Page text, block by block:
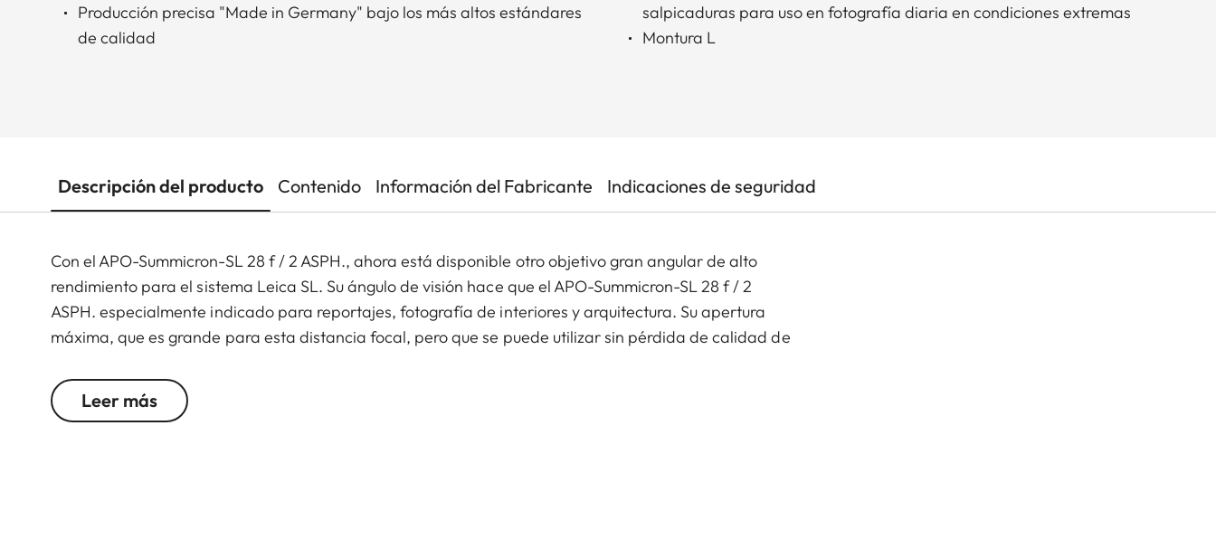
Producción precisa "Made in Germany" bajo los más altos estándares
de calidad
salpicaduras para uso en fotografía diaria en condiciones extremas
Montura L
Descripción del producto Contenido Información del Fabricante Indicaciones de seguridad
Con el APO-Summicron-SL 28 f / 2 ASPH., ahora está disponible otro objetivo gran angular de alto
rendimiento para el sistema Leica SL. Su ángulo de visión hace que el APO-Summicron-SL 28 f / 2
ASPH. especialmente indicado para reportajes, fotografía de interiores y arquitectura. Su apertura
máxima, que es grande para esta distancia focal, pero que se puede utilizar sin pérdida de calidad de
desenfoque.
Leer más